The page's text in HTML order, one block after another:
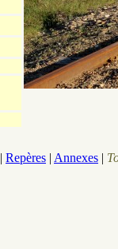
| Repères | Annexes |